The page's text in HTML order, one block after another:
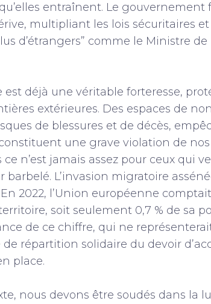
entraînent. Le gouvernement
multipliant les lois sécuritaires
d’étrangers” comme le Ministre
est déjà une véritable forteresse,
extérieures. Des espaces de
de blessures et de décès,
une grave violation de
n’est jamais assez pour ceux qui
barbelé. L’invasion migratoire
2022, l’Union européenne
soit seulement 0,7 % de sa
de ce chiffre, qui ne
répartition solidaire du devoir
place.
nous devons être soudés dans la